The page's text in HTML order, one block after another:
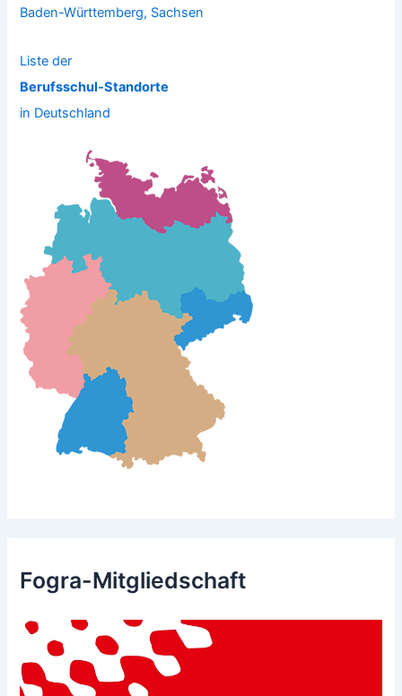
Baden-Württemberg, Sachsen
Liste der
Berufsschul-Standorte
in Deutschland
Fogra-Mitgliedschaft